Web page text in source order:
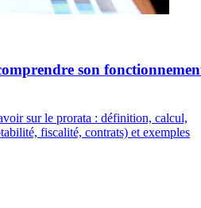
son
sur le prorata : définition, calcul,
fiscalité, contrats) et exemples